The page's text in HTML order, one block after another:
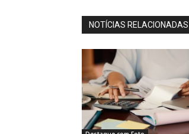
NOTÍCIAS RELACIONADAS